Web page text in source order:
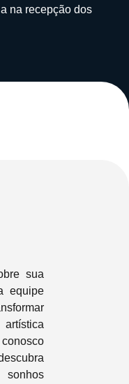
na recepção dos
sua
equipe